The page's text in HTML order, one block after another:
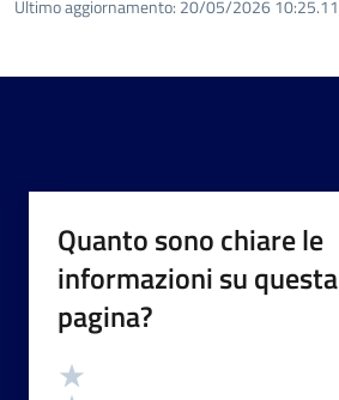
Ultimo aggiornamento: 20/05/2026 10:25.11
Quanto sono chiare le
informazioni su questa
pagina?
Valutazione